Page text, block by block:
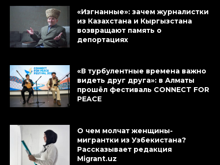
«Изгнанные»: зачем журналистки
из Казахстана и Кыргызстана
возвращают память о
депортациях
«В турбулентные времена важно
видеть друг друга»: в Алматы
прошёл фестиваль CONNECT FOR
PEACE
О чем молчат женщины-
мигрантки из Узбекистана?
Рассказывает редакция
Migrant.uz